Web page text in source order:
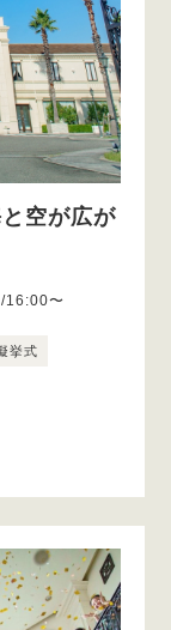
空が広が
16:00〜
挙式